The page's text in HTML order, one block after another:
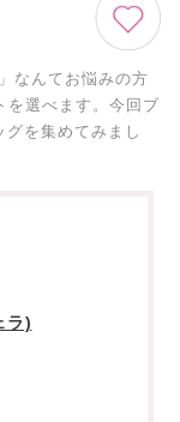
なんてお悩みの方
を選べます。今回ブ
を集めてみまし
ラ)